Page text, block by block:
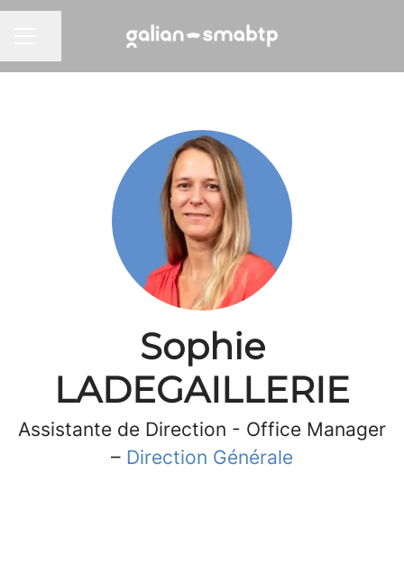
Partager la page
Sophie
LADEGAILLERIE
Assistante de Direction - Office Manager
– Direction Générale